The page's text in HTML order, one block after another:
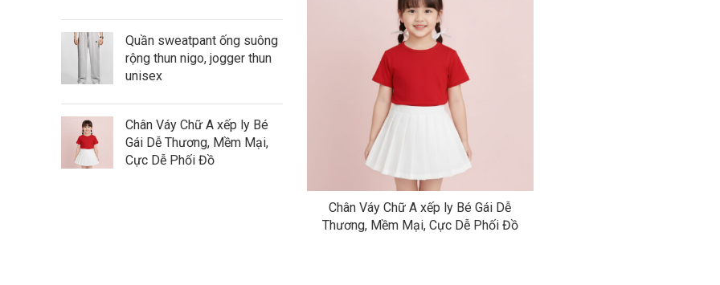
Quần sweatpant ống suông
rộng thun nigo, jogger thun
unisex
Chân Váy Chữ A xếp ly Bé
Gái Dễ Thương, Mềm Mại,
Cực Dễ Phối Đồ
Chân Váy Chữ A xếp ly Bé Gái Dễ
Thương, Mềm Mại, Cực Dễ Phối Đồ